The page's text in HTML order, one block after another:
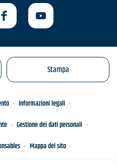
Stampa
Informazioni legali
Gestione dei dati personali
Mappa del sito